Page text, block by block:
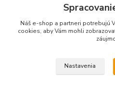
+421 903 626 885
info@karavanshopliptov.sk
Náš e-shop a partneri potrebujú
cookies, aby Vám mohli
Nastavenia